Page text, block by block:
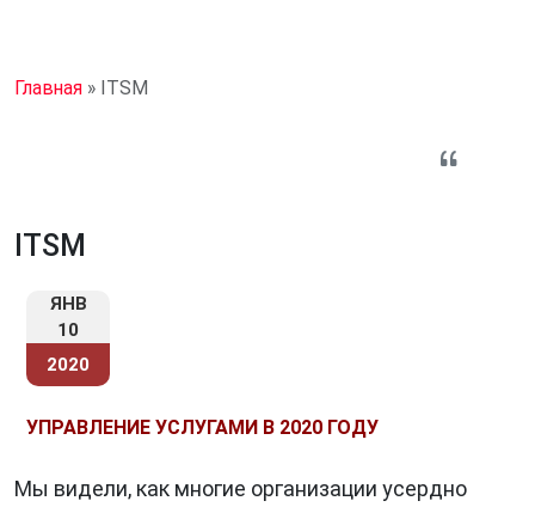
Главная » ITSM
ITSM
ЯНВ
10
2020
УПРАВЛЕНИЕ УСЛУГАМИ В 2020 ГОДУ
Мы видели, как многие организации усердно